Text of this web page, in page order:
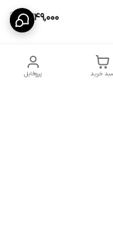
2,249,000
پروفایل خرید